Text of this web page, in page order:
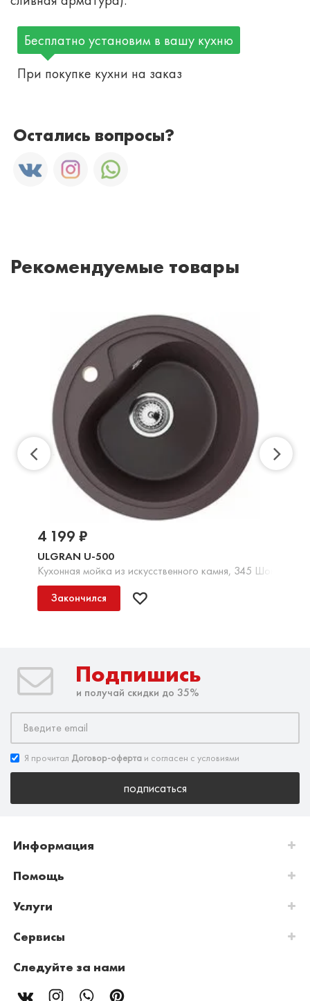
Бесплатно установим в вашу кухню
При покупке кухни на заказ
Остались вопросы?
Рекомендуемые товары
ULGRAN U-500
Кухонная мойка из искусственного камня, 345 Шоколад
4 199 ₽
Закончился
Подпишись
и получай скидки до 35%
Я прочитал Договор-оферта и согласен с условиями
подписаться
Информация
Помощь
Услуги
Сервисы
Следуйте за нами